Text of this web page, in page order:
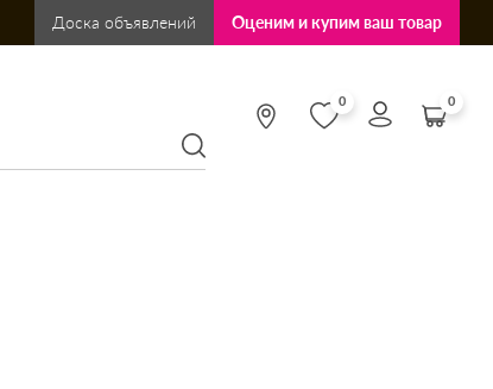
Доска объявлений Оценим и купим ваш товар
0 0